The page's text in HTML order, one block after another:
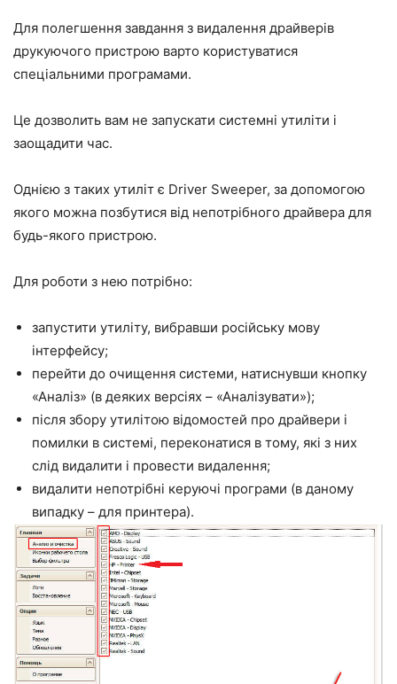
Для полегшення завдання з видалення драйверів
друкуючого пристрою варто користуватися
спеціальними програмами.
Це дозволить вам не запускати системні утиліти і
заощадити час.
Однією з таких утиліт є Driver Sweeper, за допомогою
якого можна позбутися від непотрібного драйвера для
будь-якого пристрою.
Для роботи з нею потрібно:
запустити утиліту, вибравши російську мову
інтерфейсу;
перейти до очищення системи, натиснувши кнопку
«Аналіз» (в деяких версіях – «Аналізувати»);
після збору утилітою відомостей про драйвери і
помилки в системі, переконатися в тому, які з них
слід видалити і провести видалення;
видалити непотрібні керуючі програми (в даному
випадку – для принтера).